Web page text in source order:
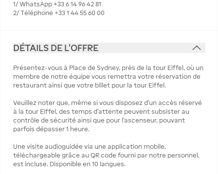
1/ WhatsApp +33 6 14 96 42 81
2/ Téléphone +33 1 44 55 60 00
DÉTAILS DE L'OFFRE
Présentez-vous à Place de Sydney, près de la tour Eiffel, où un
membre de notre équipe vous remettra votre réservation de
restaurant ainsi que votre billet pour la tour Eiffel.
Veuillez noter que, même si vous disposez d’un accès réservé
à la tour Eiffel, des temps d’attente peuvent subsister au
contrôle de sécurité ainsi que pour l’ascenseur, pouvant
parfois dépasser 1 heure.
Une visite audioguidée via une application mobile,
téléchargeable grâce au QR code fourni par notre personnel,
est incluse. Disponible en 10 langues.